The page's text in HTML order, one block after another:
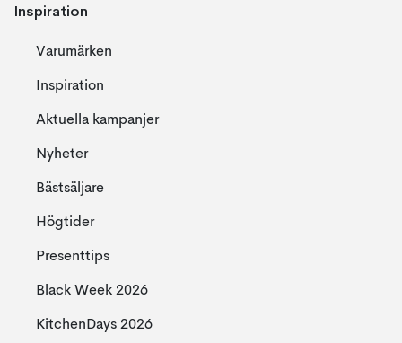
Inspiration
Varumärken
Inspiration
Aktuella kampanjer
Nyheter
Bästsäljare
Högtider
Presenttips
Black Week 2026
KitchenDays 2026